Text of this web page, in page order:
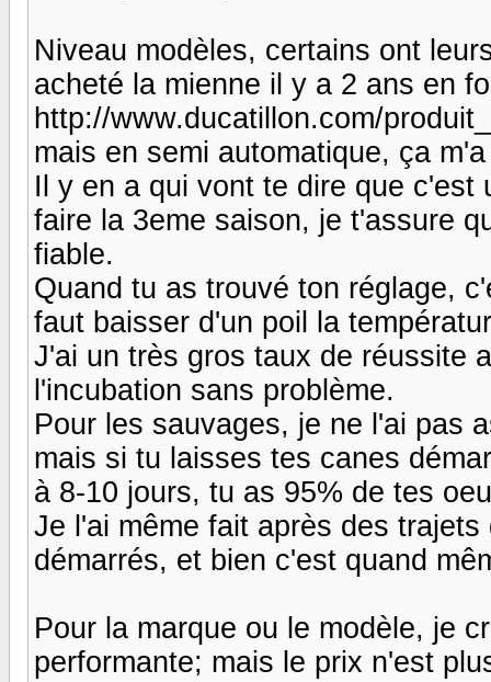
Niveau modèles, certains ont
acheté la mienne il y a 2 ans en
http://www.ducatillon.com/
mais en semi automatique, ça
Il y en a qui vont te dire que c'est
faire la 3eme saison, je t'assure
fiable.
Quand tu as trouvé ton réglage,
faut baisser d'un poil la
J'ai un très gros taux de réussite
l'incubation sans problème.
Pour les sauvages, je ne l'ai pas
mais si tu laisses tes canes
à 8-10 jours, tu as 95% de tes
Je l'ai même fait après des
démarrés, et bien c'est quand
Pour la marque ou le modèle, je
performante; mais le prix n'est